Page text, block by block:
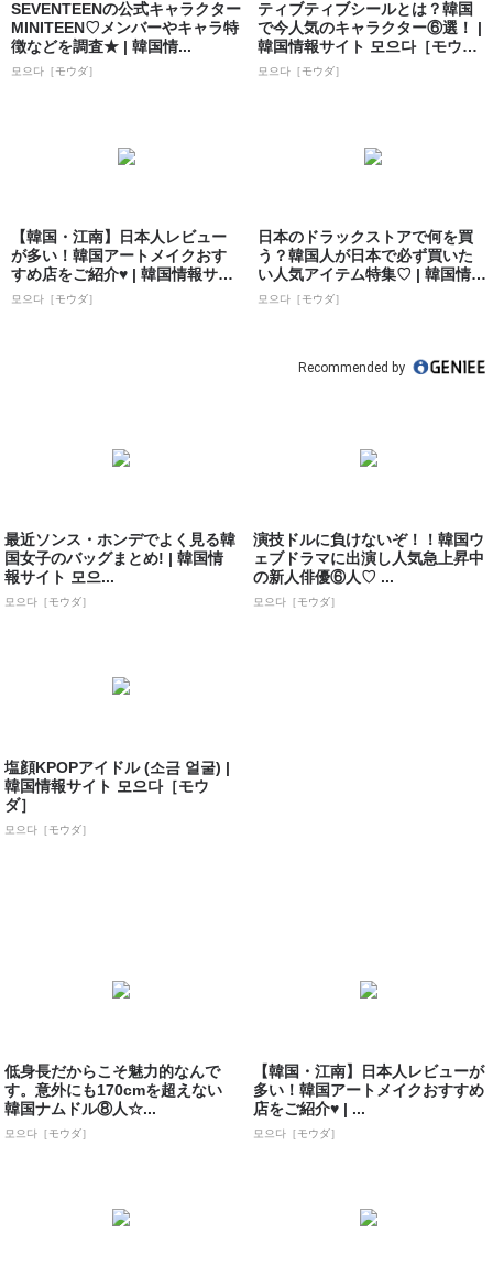
SEVENTEENの公式キャラクター
MINITEEN♡メンバーやキャラ特
徴などを調査★ | 韓国情...
모으다［モウダ］
ティブティブシールとは？韓国
で今人気のキャラクター⑥選！ |
韓国情報サイト 모으다［モウ
ダ］
모으다［モウダ］
【韓国・江南】日本人レビュー
が多い！韓国アートメイクおす
すめ店をご紹介♥ | 韓国情報サイ
ト 모으...
모으다［モウダ］
日本のドラックストアで何を買
う？韓国人が日本で必ず買いた
い人気アイテム特集♡ | 韓国情報
サイト ...
모으다［モウダ］
Recommended by
最近ソンス・ホンデでよく見る韓
国女子のバッグまとめ! | 韓国情
報サイト 모으...
모으다［モウダ］
演技ドルに負けないぞ！！韓国ウ
ェブドラマに出演し人気急上昇中
の新人俳優⑥人♡ ...
모으다［モウダ］
塩顔KPOPアイドル (소금 얼굴) |
韓国情報サイト 모으다［モウ
ダ］
모으다［モウダ］
低身長だからこそ魅力的なんで
す。意外にも170cmを超えない
韓国ナムドル⑧人☆...
모으다［モウダ］
【韓国・江南】日本人レビューが
多い！韓国アートメイクおすすめ
店をご紹介♥ | ...
모으다［モウダ］